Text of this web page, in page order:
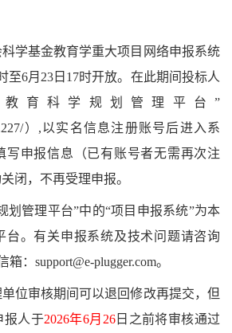
科学基金教育学重大项目网络申报系统
至6月23日17时开放。在此期间投标人
育科学规划管理平台”
）,以实名信息注册账号后进入系
写申报信息（已有账号者无需再次注
闭，不再受理申报。
划管理平台”中的“项目申报系统”为本
台。有关申报系统及技术问题请咨询
：support@e-plugger.com。
单位审核期间可以退回修改再提交，但
报人于2026年6月26日之前将审核通过